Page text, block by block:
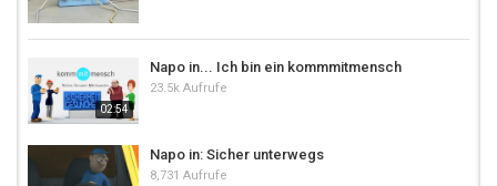
02:54
Napo in... Ich bin ein kommmitmensch
23.5k Aufrufe
Napo in: Sicher unterwegs
8,731 Aufrufe